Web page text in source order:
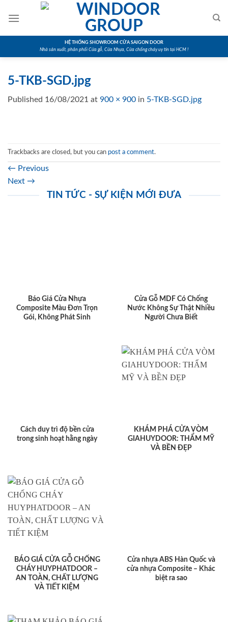
HỆ THỐNG SHOWROOM CỬA SAIGON DOOR
Nhà sản xuất, phân phối Cửa gỗ, Cửa Nhựa, Cửa chống cháy uy tín tại HCM !
5-TKB-SGD.jpg
Published 16/08/2021 at 900 × 900 in 5-TKB-SGD.jpg
Trackbacks are closed, but you can post a comment.
← Previous
Next →
TIN TỨC - SỰ KIỆN MỚI ĐƯA
Báo Giá Cửa Nhựa
Composite Màu Đơn Trọn
Gói, Không Phát Sinh
Cửa Gỗ MDF Có Chống
Nước Không Sự Thật Nhiều
Người Chưa Biết
Cách duy trì độ bền cửa
trong sinh hoạt hằng ngày
KHÁM PHÁ CỬA VÒM
GIAHUYDOOR: THẨM MỸ
VÀ BỀN ĐẸP
BÁO GIÁ CỬA GỖ CHỐNG
CHÁY HUYPHATDOOR –
AN TOÀN, CHẤT LƯỢNG
VÀ TIẾT KIỆM
Cửa nhựa ABS Hàn Quốc và
cửa nhựa Composite – Khác
biệt ra sao